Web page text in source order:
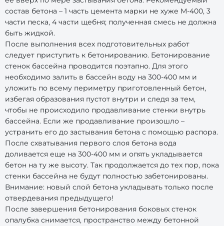
состав бетона – 1 часть цемента марки не хуже М-400, 3
части песка, 4 части щебня; полученная смесь не должна
быть жидкой.
После выполнения всех подготовительных работ
следует приступить к бетонированию. Бетонирование
стенок бассейна проводится поэтапно. Для этого
необходимо залить в бассейн воду на 300-400 мм и
уложить по всему периметру приготовленный бетон,
избегая образования пустот внутри и следя за тем,
чтобы не происходило продавливание стенки внутрь
бассейна. Если же продавливание произошло –
устранить его до застывания бетона с помощью распора.
После схватывания первого слоя бетона вода
доливается еще на 300-400 мм и опять укладывается
бетон на ту же высоту. Так продолжается до тех пор, пока
стенки бассейна не будут полностью забетонированы.
Внимание: новый слой бетона укладывать только после
отвердевания предыдущего!
После завершения бетонирования боковых стенок
опалубка снимается, пространство между бетонной